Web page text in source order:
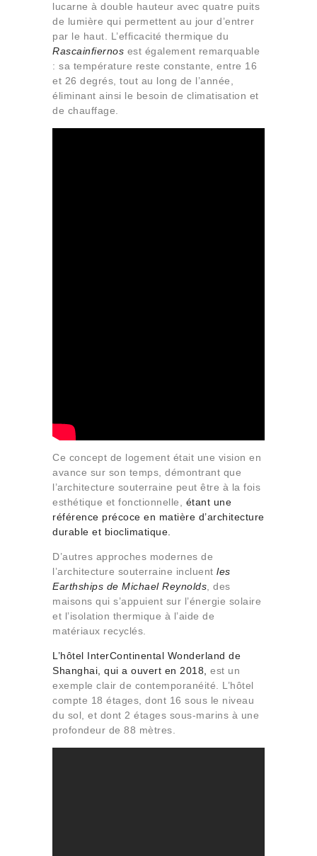
lucarne à double hauteur avec quatre puits
de lumière qui permettent au jour d’entrer
par le haut. L’efficacité thermique du
Rascainfiernos est également remarquable
: sa température reste constante, entre 16
et 26 degrés, tout au long de l’année,
éliminant ainsi le besoin de climatisation et
de chauffage.
Ce concept de logement était une vision en
avance sur son temps, démontrant que
l’architecture souterraine peut être à la fois
esthétique et fonctionnelle, étant une
référence précoce en matière d’architecture
durable et bioclimatique
D’autres approches modernes de
l’architecture souterraine incluent les
Earthships de Michael Reynolds , des
maisons qui s’appuient sur l’énergie solaire
et l’isolation thermique à l’aide de
matériaux recyclés
L’hôtel InterContinental Wonderland de
Shanghai, qui a ouvert en 2018, est un
exemple clair de contemporanéité. L’hôtel
compte 18 étages, dont 16 sous le niveau
du sol, et dont 2 étages sous-marins à une
profondeur de 88 mètres.